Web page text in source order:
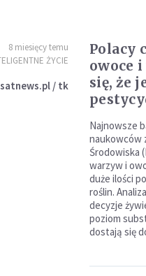
8 miesięcy temu
ŻYCIE
/ tk
Polacy
owoce
się, że
Najnowsze
naukowców
Środowiska
warzyw i
duże ilości
roślin.
decyzje
poziom
dostają się